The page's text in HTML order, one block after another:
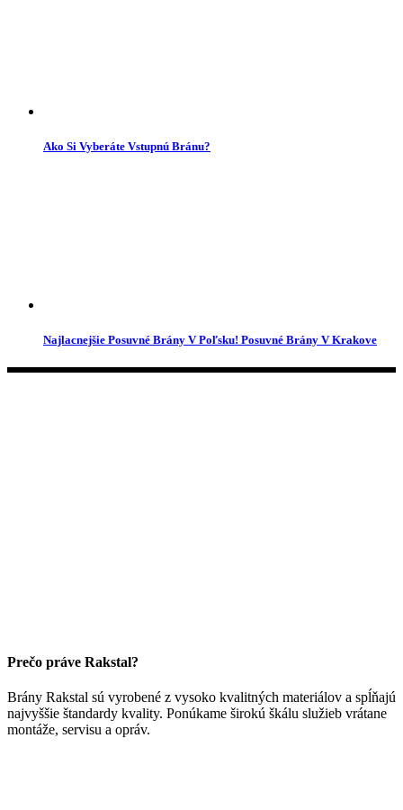
Ako Si Vyberáte Vstupnú Bránu?
Najlacnejšie Posuvné Brány V Poľsku! Posuvné Brány V Krakove
Prečo práve Rakstal?
Brány Rakstal sú vyrobené z vysoko kvalitných materiálov a spĺňajú
najvyššie štandardy kvality. Ponúkame širokú škálu služieb vrátane
montáže, servisu a opráv.